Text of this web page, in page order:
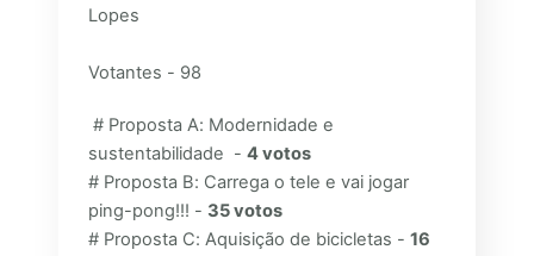
Lopes
Votantes - 98
# Proposta A: Modernidade e
sustentabilidade - 4 votos
# Proposta B: Carrega o tele e vai jogar
ping-pong!!! - 35 votos
# Proposta C: Aquisição de bicicletas - 16